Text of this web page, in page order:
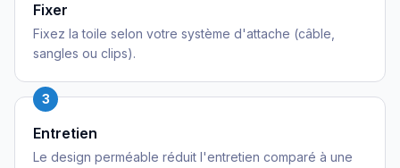
Fixer
Fixez la toile selon votre système d'attache (câble,
sangles ou clips).
3
Entretien
Le design perméable réduit l'entretien comparé à une